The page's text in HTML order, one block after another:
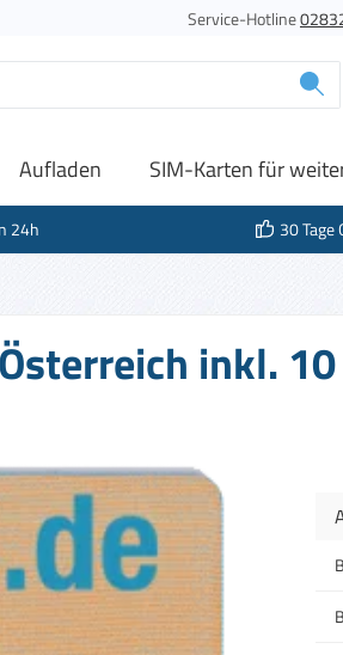
Service-Hotline
Aufladen SIM-Karten für
24h 30 Tage
inkl.